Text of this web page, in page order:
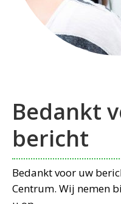
Bedankt
bericht
Bedankt voor uw
Centrum. Wij nemen